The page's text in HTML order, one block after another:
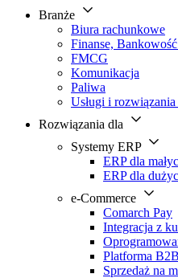
Branże
Biura rachunkowe
Finanse,
FMCG
Komunikacja
Paliwa
Usługi i
Rozwiązania dla
Systemy ERP
ERP dla
ERP dla
e-Commerce
Comarch Pay
Integracja z
Platforma B2B
Sprzedaż na